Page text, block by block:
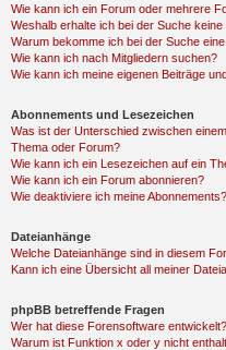
Wie kann ich ein Forum oder mehrere
Weshalb erhalte ich bei der Suche
Warum bekomme ich bei der Suche
Wie kann ich nach Mitgliedern suchen?
Wie kann ich meine eigenen Beiträge
Abonnements und Lesezeichen
Was ist der Unterschied zwischen
Thema oder Forum?
Wie kann ich ein Lesezeichen auf ein
Wie kann ich ein Forum abonnieren?
Wie deaktiviere ich meine Abonnements?
Dateianhänge
Welche Dateianhänge sind in diesem
Kann ich eine Übersicht all meiner
phpBB betreffende Fragen
Wer hat diese Forensoftware entwickelt?
Warum ist Funktion x oder y nicht